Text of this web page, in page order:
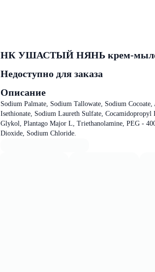
НК УШАСТЫЙ НЯНЬ крем-мыло
Недоступно для заказа
Описание
Sodium Palmate, Sodium Tallowate, Sodium
Isethionate, Sodium Laureth Sulfate, Cocamidopropyl
Glykol, Plantago Major L, Triethanolamine, PEG -
Dioxide, Sodium Chloride.